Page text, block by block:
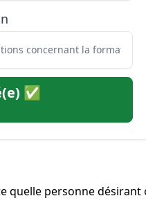
✅
quelle personne désirant